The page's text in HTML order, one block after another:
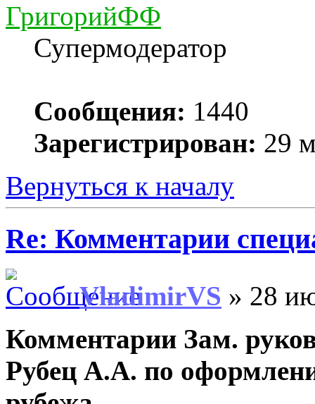
ГригорийФФ
Супермодератор
Сообщения: 1440
Зарегистрирован: 29
Вернуться к началу
Re: Комментарии
VladimirVS » 28
Комментарии Зам.
Рубец А.А. по